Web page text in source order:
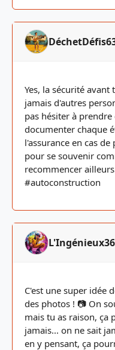
Yes, la sécurité
jamais d'autres
pas hésiter à
documenter chaque
l'assurance en cas
pour se souvenir
recommencer
#autoconstruction
L'Ingénieux36
C'est une super idée
des photos ! 📷 On
mais tu as raison, ça
jamais... on ne sait
en y pensant, ça